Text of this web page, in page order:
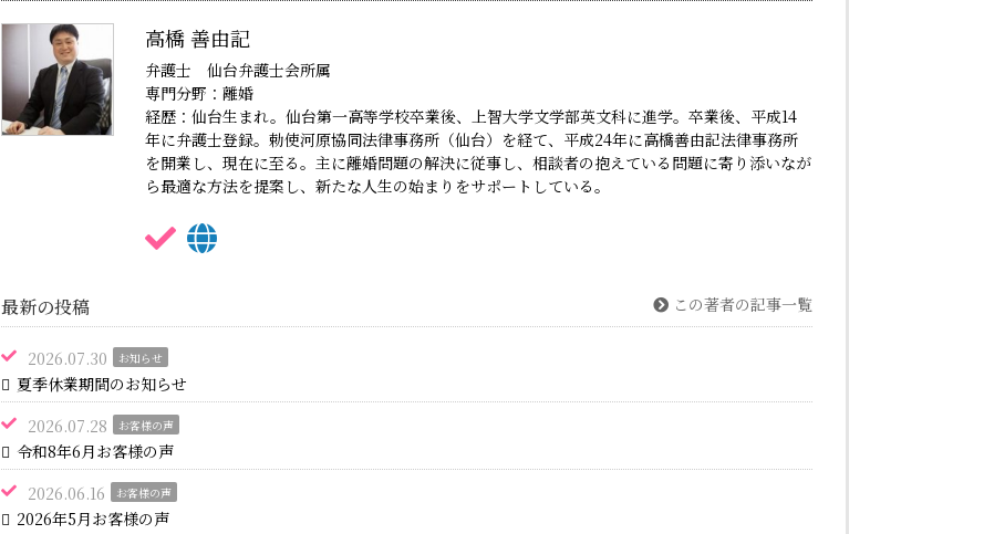
高橋 善由記
弁護士 仙台弁護士会所属
専門分野：離婚
経歴：仙台生まれ。仙台第一高等学校卒業後、上智大学文学部英文科に進学。卒業後、平成14
年に弁護士登録。勅使河原協同法律事務所（仙台）を経て、平成24年に高橋善由記法律事務所
を開業し、現在に至る。主に離婚問題の解決に従事し、相談者の抱えている問題に寄り添いなが
ら最適な方法を提案し、新たな人生の始まりをサポートしている。
最新の投稿 この著者の記事一覧
2026.07.30 お知らせ
夏季休業期間のお知らせ
2026.07.28
お客様の声
令和8年6月お客様の声
2026.06.16
お客様の声
2026年5月お客様の声